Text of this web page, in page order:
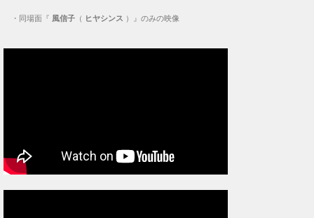
・ 同場面『 風信子 （ ヒヤシンス ）』のみの映像